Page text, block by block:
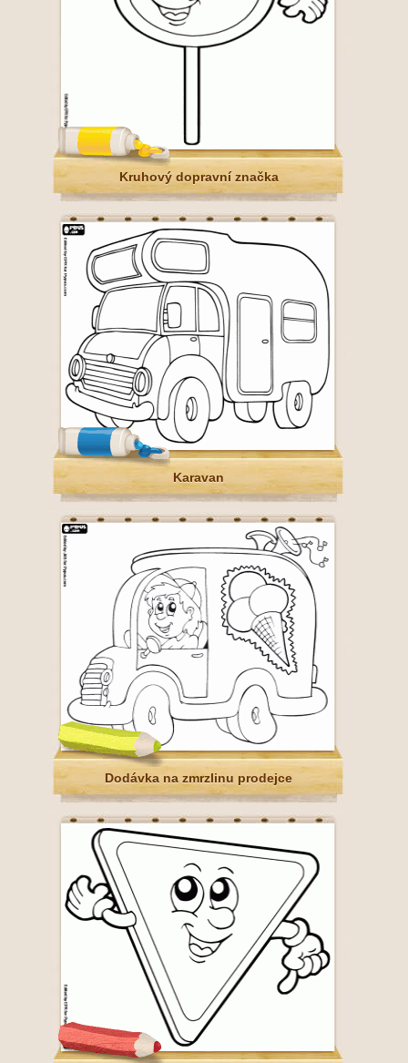
Kruhový dopravní značka
Karavan
Dodávka na zmrzlinu prodejce